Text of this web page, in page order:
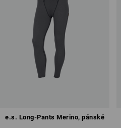
e.s. Long-Pants Merino, pánské